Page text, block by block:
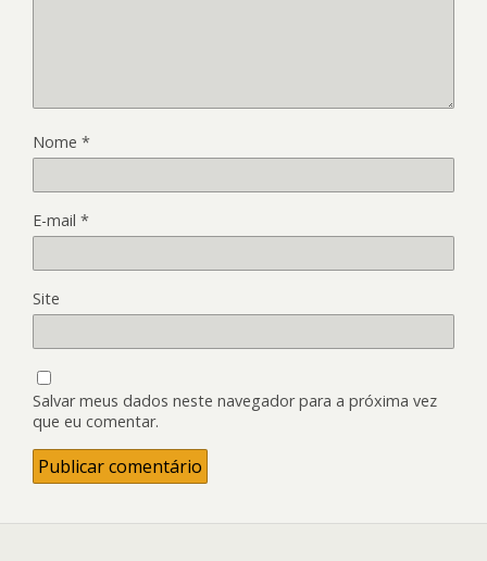
Nome *
E-mail *
Site
Salvar meus dados neste navegador para a próxima vez
que eu comentar.